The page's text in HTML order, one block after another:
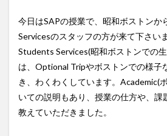
今日はSAPの授業で、昭和ボストンか
Servicesのスタッフの方が来て下さい
Students Services(昭和ボストンでの
は、Optional Tripやボストンでの様子
き、わくわくしています。Academic(
いての説明もあり、授業の仕方や、課
教えていただきました。